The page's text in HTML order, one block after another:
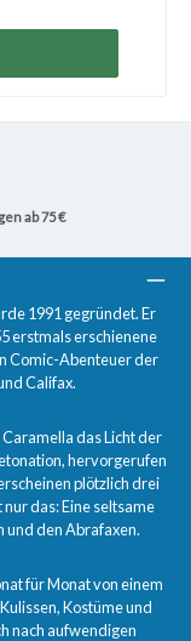
ab 75 €
1991 gegründet. Er
erstmals erschienene
Comic-Abenteuer der
Califax.
das Licht der
hervorgerufen
plötzlich drei
das: Eine seltsame
und den Abrafaxen.
für Monat von einem
Kostüme und
nach aufwendigen